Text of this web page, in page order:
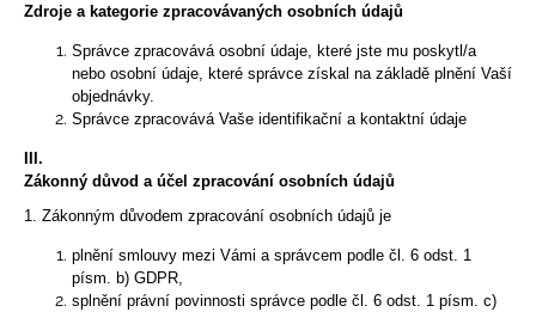
Zdroje a kategorie zpracovávaných osobních údajů
Správce zpracovává osobní údaje, které jste mu poskytl/a
nebo osobní údaje, které správce získal na základě plnění Vaší
objednávky.
Správce zpracovává Vaše identifikační a kontaktní údaje
III.
Zákonný důvod a účel zpracování osobních údajů
1. Zákonným důvodem zpracování osobních údajů je
plnění smlouvy mezi Vámi a správcem podle čl. 6 odst. 1
písm. b) GDPR,
splnění právní povinnosti správce podle čl. 6 odst. 1 písm. c)
HLEDAT
o
p
o
r